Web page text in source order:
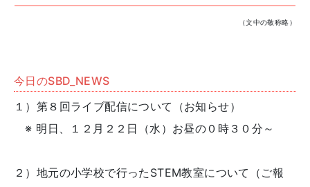
（文中の敬称略）
今日のSBD_NEWS
１）第８回ライブ配信について（お知らせ）
※ 明日、１２月２２日（水）お昼の０時３０分～
２）地元の小学校で行ったSTEM教室について（ご報